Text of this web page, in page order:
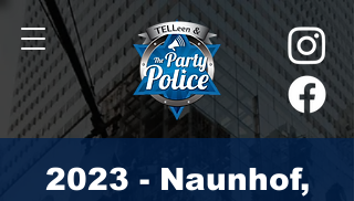
2023 - Naunhof,